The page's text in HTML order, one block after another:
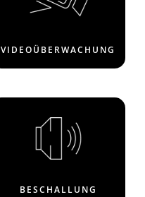
VIDEO­ÜBER­WACHUNG
BESCHALLUNG